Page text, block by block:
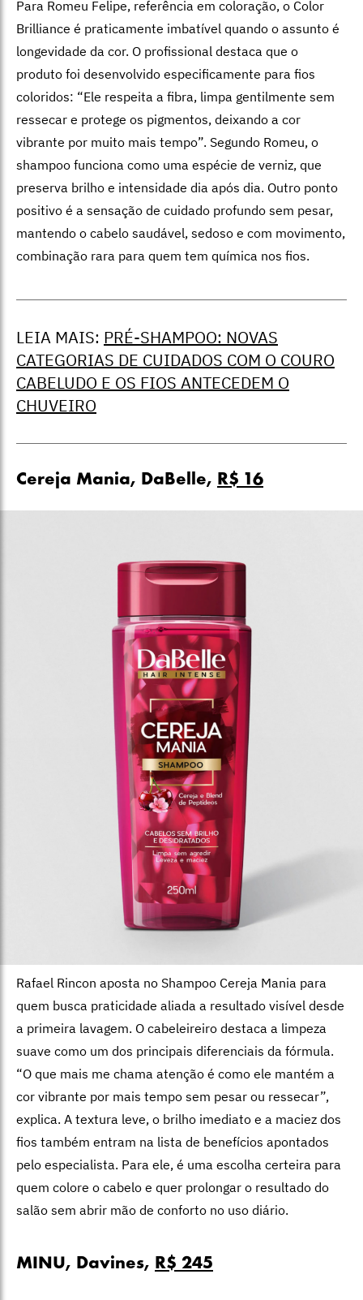
Para Romeu Felipe, referência em coloração, o Color
Brilliance é praticamente imbatível quando o assunto é
longevidade da cor. O profissional destaca que o
produto foi desenvolvido especificamente para fios
coloridos: “Ele respeita a fibra, limpa gentilmente sem
ressecar e protege os pigmentos, deixando a cor
vibrante por muito mais tempo”. Segundo Romeu, o
shampoo funciona como uma espécie de verniz, que
preserva brilho e intensidade dia após dia. Outro ponto
positivo é a sensação de cuidado profundo sem pesar,
mantendo o cabelo saudável, sedoso e com movimento,
combinação rara para quem tem química nos fios.
LEIA MAIS: PRÉ-SHAMPOO: NOVAS
CATEGORIAS DE CUIDADOS COM O COURO
CABELUDO E OS FIOS ANTECEDEM O
CHUVEIRO
Cereja Mania, DaBelle, R$ 16
Rafael Rincon aposta no Shampoo Cereja Mania para
quem busca praticidade aliada a resultado visível desde
a primeira lavagem. O cabeleireiro destaca a limpeza
suave como um dos principais diferenciais da fórmula.
“O que mais me chama atenção é como ele mantém a
cor vibrante por mais tempo sem pesar ou ressecar”,
explica. A textura leve, o brilho imediato e a maciez dos
fios também entram na lista de benefícios apontados
pelo especialista. Para ele, é uma escolha certeira para
quem colore o cabelo e quer prolongar o resultado do
salão sem abrir mão de conforto no uso diário.
MINU, Davines, R$ 245